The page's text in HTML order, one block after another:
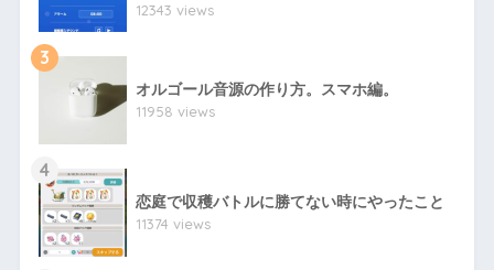
12343 views
3
オルゴール音源の作り方。スマホ編。
11958 views
4
恋庭で収穫バトルに勝てない時にやったこと
11374 views